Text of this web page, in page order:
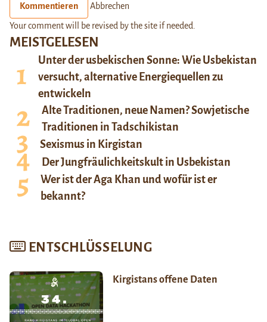
MEISTGELESEN
Unter der usbekischen Sonne: Wie Usbekistan
versucht, alternative Energiequellen zu
entwickeln
Alte Traditionen, neue Namen? Sowjetische
Traditionen in Tadschikistan
Sexismus in Kirgistan
Der Jungfräulichkeitskult in Usbekistan
Wer ist der Aga Khan und wofür ist er
bekannt?
ENTSCHLÜSSELUNG
Kirgistans offene Daten
Kommentieren Abbrechen
Your comment will be revised by the site if needed.